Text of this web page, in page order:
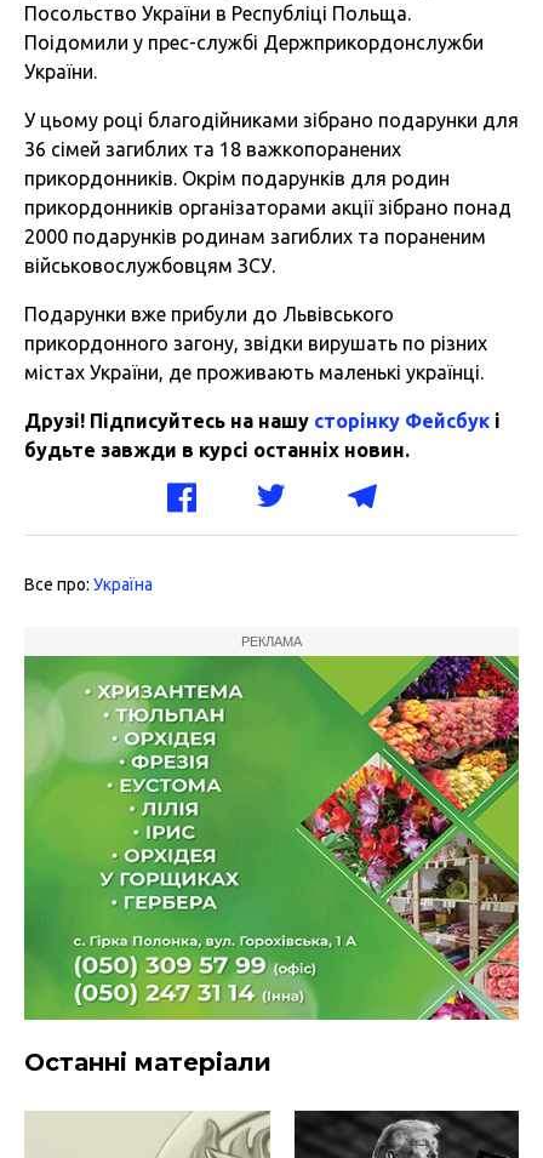
Посольство України в Республіці Польща.
Поідомили у прес-службі Держприкордонслужби
України.
У цьому році благодійниками зібрано подарунки для
36 сімей загиблих та 18 важкопоранених
прикордонників. Окрім подарунків для родин
прикордонників організаторами акції зібрано понад
2000 подарунків родинам загиблих та пораненим
військовослужбовцям ЗСУ.
Подарунки вже прибули до Львівського
прикордонного загону, звідки вирушать по різних
містах України, де проживають маленькі українці.
Друзі! Підписуйтесь на нашу сторінку Фейсбук і
будьте завжди в курсі останніх новин.
Все про: Україна
РЕКЛАМА
Останні матеріали